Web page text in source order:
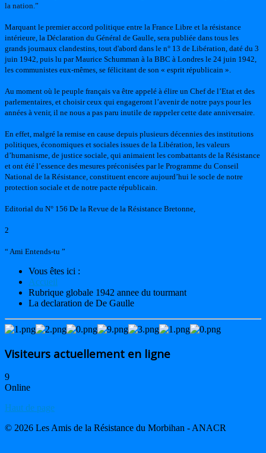
la nation.”
Marquant le premier accord politique entre la France Libre et la résistance
intérieure, la Déclaration du Général de Gaulle, sera publiée dans tous les
grands journaux clandestins, tout d'abord dans le n° 13 de Libération, daté du 3
juin 1942, puis lu par Maurice Schumman à la BBC à Londres le 24 juin 1942,
les communistes eux-mêmes, se félicitant de son « esprit républicain ».
Au moment où le peuple français va être appelé à élire un Chef de l’Etat et des
parlementaires, et choisir ceux qui engageront l’avenir de notre pays pour les
années à venir, il ne nous a pas paru inutile de rappeler cette date anniversaire.
En effet, malgré la remise en cause depuis plusieurs décennies des institutions
politiques, économiques et sociales issues de la Libération, les valeurs
d’humanisme, de justice sociale, qui animaient les combattants de la Résistance
et ont été l’essence des mesures préconisées par le Programme du Conseil
National de la Résistance, constituent encore aujourd’hui le socle de notre
protection sociale et de notre pacte républicain.
Editorial du N° 156 De la Revue de la Résistance Bretonne,
2
“ Ami Entends-tu ”
Vous êtes ici :
Accueil
Rubrique globale 1942 annee du tourmant
La declaration de De Gaulle
Visiteurs actuellement en ligne
9
Online
Haut de page
© 2026 Les Amis de la Résistance du Morbihan - ANACR